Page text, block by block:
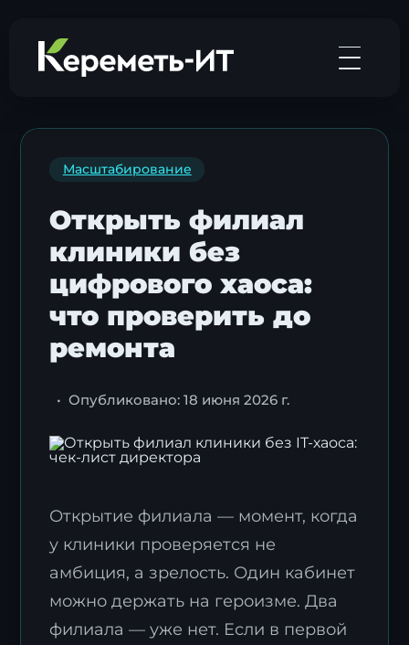
Масштабирование
Открыть филиал
клиники без
цифрового хаоса:
что проверить до
ремонта
• Опубликовано: 18 июня 2026 г.
Открытие филиала — момент, когда
у клиники проверяется не
амбиция, а зрелость. Один кабинет
можно держать на героизме. Два
филиала — уже нет. Если в первой